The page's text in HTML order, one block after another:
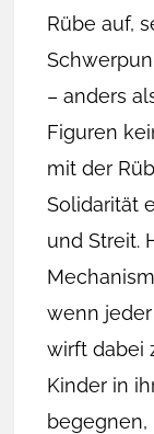
Rübe auf,
– anders
Figuren
mit der
Solidarität
und Streit.
wenn
wirft dabei
Kinder in
begegnen,